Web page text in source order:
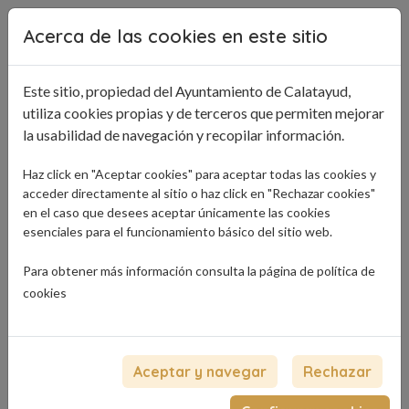
Pasar al contenido principal
Acerca de las cookies en este sitio
Este sitio, propiedad del Ayuntamiento de Calatayud,
utiliza cookies propias y de terceros que permiten mejorar
la usabilidad de navegación y recopilar información.
Haz click en "Aceptar cookies" para aceptar todas las cookies y
acceder directamente al sitio o haz click en "Rechazar cookies"
en el caso que desees aceptar únicamente las cookies
esenciales para el funcionamiento básico del sitio web.
Para obtener más información consulta la página depolítica de
cookies
Aceptar y navegar Rechazar